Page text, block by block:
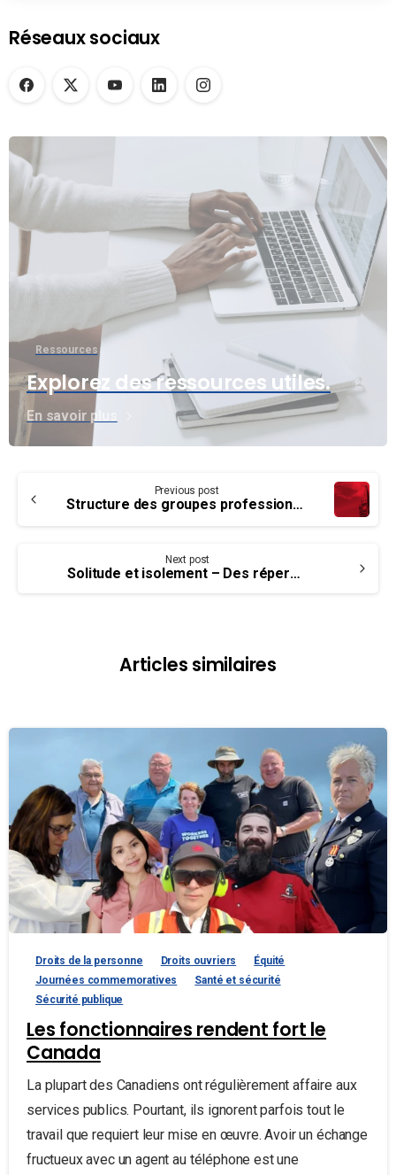
Réseaux sociaux
Ressources
Explorez des ressources utiles.
En savoir plus
Reading
Previous post
Structure des groupes professionnels : mise à jour sur la réforme de la classification des PA
Next post
Solitude et isolement – Des répercussions négatives sur la santé
Articles similaires
Droits de la personne Droits ouvriers
Équité
Journées commemoratives
Santé et sécurité
Sécurité publique
Les fonctionnaires rendent fort le
Canada
La plupart des Canadiens ont régulièrement affaire aux
services publics. Pourtant, ils ignorent parfois tout le
travail que requiert leur mise en œuvre. Avoir un échange
fructueux avec un agent au téléphone est une